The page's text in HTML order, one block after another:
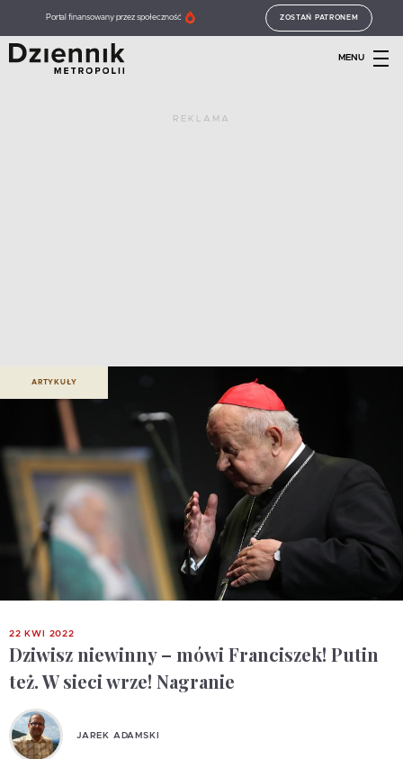
Portal finansowany przez społeczność ZOSTAŃ PATRONEM
MENU
REKLAMA
ARTYKUŁY
22 KWI 2022
Dziwisz niewinny – mówi Franciszek! Putin
też. W sieci wrze! Nagranie
JAREK ADAMSKI